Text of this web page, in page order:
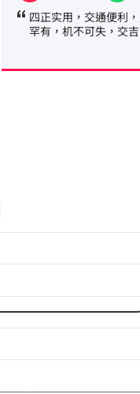
四正实用，交通便利
罕有，机不可失，交